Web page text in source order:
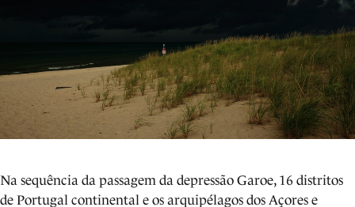
Na sequência da passagem da depressão Garoe, 16 distritos
de Portugal continental e os arquipélagos dos Açores e